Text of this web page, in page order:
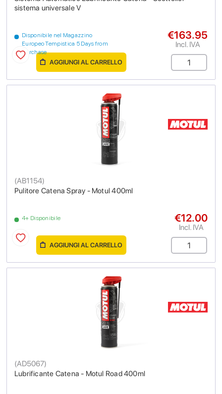
sistema universale V
Disponibile nel Magazzino
Europeo Tempistica 5 Days from
purchase
€163.95
Incl. IVA
AGGIUNGI AL CARRELLO
Pulitore Catena Spray - Motul 400ml
(AB1154)
4+ Disponibile €12.00
Incl. IVA
AGGIUNGI AL CARRELLO
Lubrificante Catena - Motul Road 400ml
(AD5067)